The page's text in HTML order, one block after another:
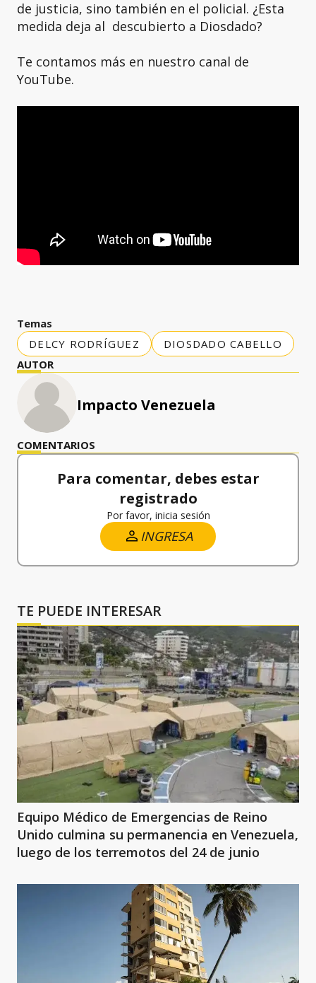
de justicia, sino también en el policial. ¿Esta
medida deja al descubierto a Diosdado?
Te contamos más en nuestro canal de
YouTube.
Temas
DELCY RODRÍGUEZ
DIOSDADO CABELLO
AUTOR
Impacto Venezuela
COMENTARIOS
Para comentar, debes estar
registrado
Por favor, inicia sesión
INGRESA
TE PUEDE INTERESAR
Equipo Médico de Emergencias de Reino
Unido culmina su permanencia en Venezuela,
luego de los terremotos del 24 de junio